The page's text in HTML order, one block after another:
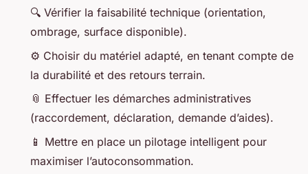
🔍 Vérifier la faisabilité technique (orientation,
ombrage, surface disponible).
⚙️ Choisir du matériel adapté, en tenant compte de
la durabilité et des retours terrain.
📎 Effectuer les démarches administratives
(raccordement, déclaration, demande d’aides).
📱 Mettre en place un pilotage intelligent pour
maximiser l’autoconsommation.